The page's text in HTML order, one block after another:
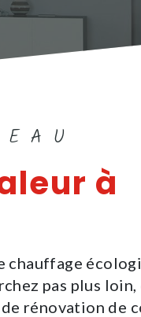
à
chauffage
pas plus loin,
rénovation de